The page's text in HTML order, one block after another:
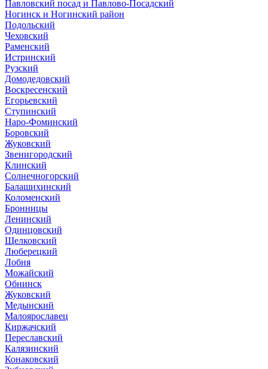
Павловский посад и Павлово-Посадский
Ногинск и Ногинский район
Подольский
Чеховский
Раменский
Истринский
Рузский
Домодедовский
Воскресенский
Егорьевский
Ступинский
Наро-Фоминский
Боровский
Жуковский
Звенигородский
Клинский
Солнечногорский
Балашихинский
Коломенский
Бронницы
Ленинский
Одинцовский
Щелковский
Люберецкий
Лобня
Можайский
Обнинск
Жуковский
Медынский
Малоярославец
Киржачский
Переславский
Калязинский
Конаковский